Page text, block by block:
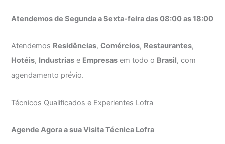
Atendemos de Segunda a Sexta-feira das 08:00 as 18:00
Atendemos Residências,Comércios, Restaurantes,
Hotéis, Industrias e Empresas em todo o Brasil, com
agendamento prévio.
Técnicos Qualificados e Experientes Lofra
Agende Agora a sua Visita Técnica Lofra